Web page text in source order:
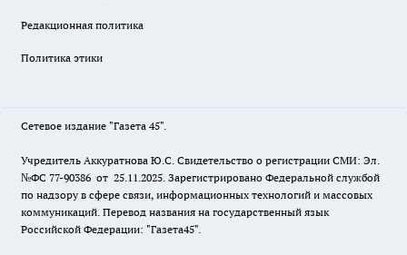
Редакционная политика
Политика этики
Сетевое издание "Газета 45".
Учредитель Аккуратнова Ю.С. Свидетельство о регистрации СМИ: Эл.
№ФС 77-90386 от 25.11.2025. Зарегистрировано Федеральной службой
по надзору в сфере связи, информационных технологий и массовых
коммуникаций. Перевод названия на государственный язык
Российской Федерации: "Газета45".